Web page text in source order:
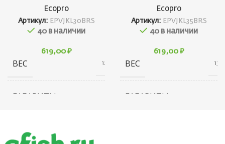
Ecopro
Артикул: EPVJKL30BRS
40 в наличии
619,00 ₽
ВЕС 12 г
ГАБАРИТЫ
Ecopro
Артикул: EPVJKL35BRS
40 в наличии
619,00 ₽
ВЕС 13 г
ГАБАРИТЫ